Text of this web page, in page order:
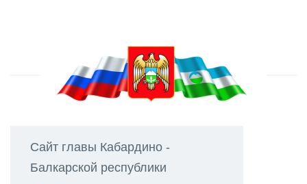
Сайт главы Кабардино -
Балкарской республики